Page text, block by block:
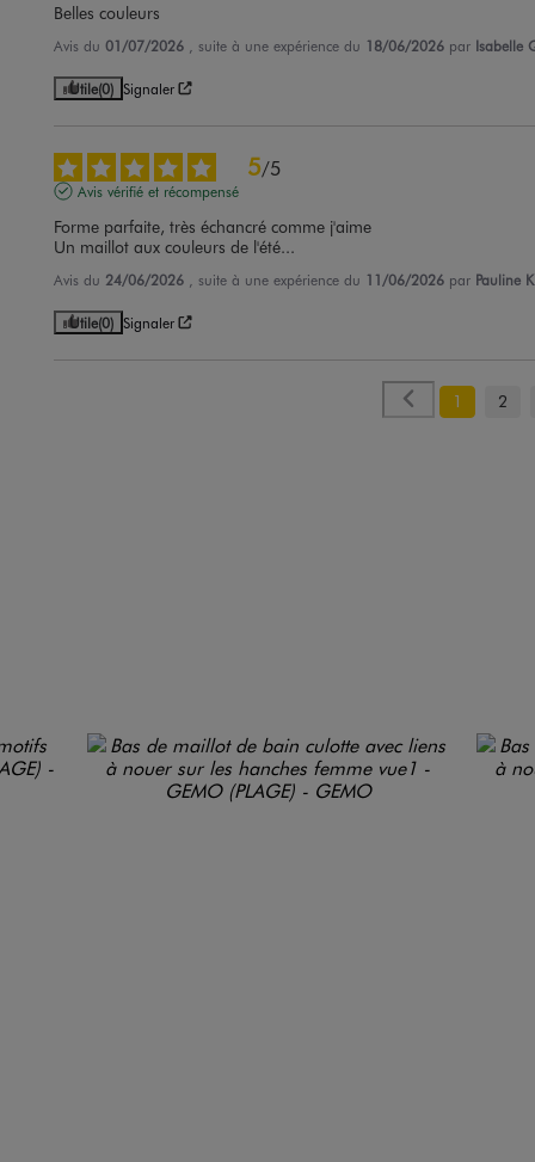
Belles couleurs
Avis du 01/07/2026 , suite à une expérience du 18/06/2026 par Isabelle
Utile(0) Signaler
5/5
Avis vérifié et récompensé
Forme parfaite, très échancré comme j'aime
Un maillot aux couleurs de l'été...
Avis du 24/06/2026 , suite à une expérience du 11/06/2026 par Pauline
Utile(0) Signaler
1 2